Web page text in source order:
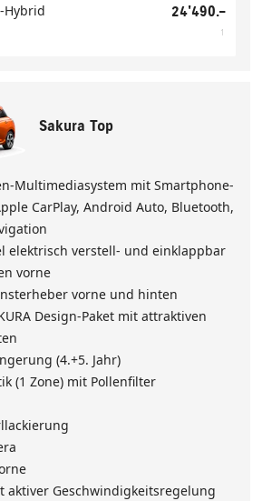
Hybrid
24'490.–
1
Sakura Top
Multimediasystem mit Smartphone-
CarPlay, Android Auto, Bluetooth,
elektrisch verstell- und einklappbar
vorne
vorne und hinten
Design-Paket mit attraktiven
(4.+5. Jahr)
(1 Zone) mit Pollenfilter
aktiver Geschwindigkeitsregelung